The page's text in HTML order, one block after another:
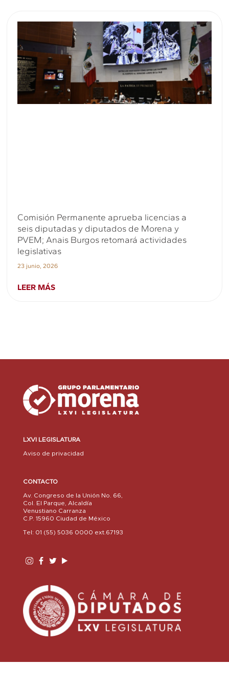
Comisión Permanente aprueba licencias a
seis diputadas y diputados de Morena y
PVEM; Anais Burgos retomará actividades
legislativas
23 junio, 2026
LEER MÁS
LXVI LEGISLATURA
Aviso de privacidad
CONTACTO
Av. Congreso de la Unión No. 66,
Col. El Parque, Alcaldía
Venustiano Carranza
C.P. 15960 Ciudad de México
Tel: 01 (55) 5036 0000 ext.67193